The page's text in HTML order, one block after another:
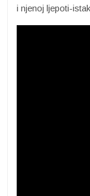
i njenoj ljepoti-